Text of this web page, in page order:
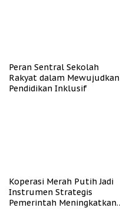
Peran Sentral Sekolah
Rakyat dalam Mewujudkan
Pendidikan Inklusif
Koperasi Merah Putih Jadi
Instrumen Strategis
Pemerintah Meningkatkan